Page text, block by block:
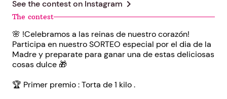
See the contest on Instagram chevron_right
The contest
🌸 !Celebramos a las reinas de nuestro corazón!
Participa en nuestro SORTEO especial por el dia de la
Madre y preparate para ganar una de estas deliciosas
cosas dulce 🎁
🏆 Primer premio : Torta de 1 kilo .